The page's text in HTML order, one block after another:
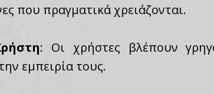
που πραγματικά χρειάζονται.
: Οι χρήστες βλέπουν
εμπειρία τους.